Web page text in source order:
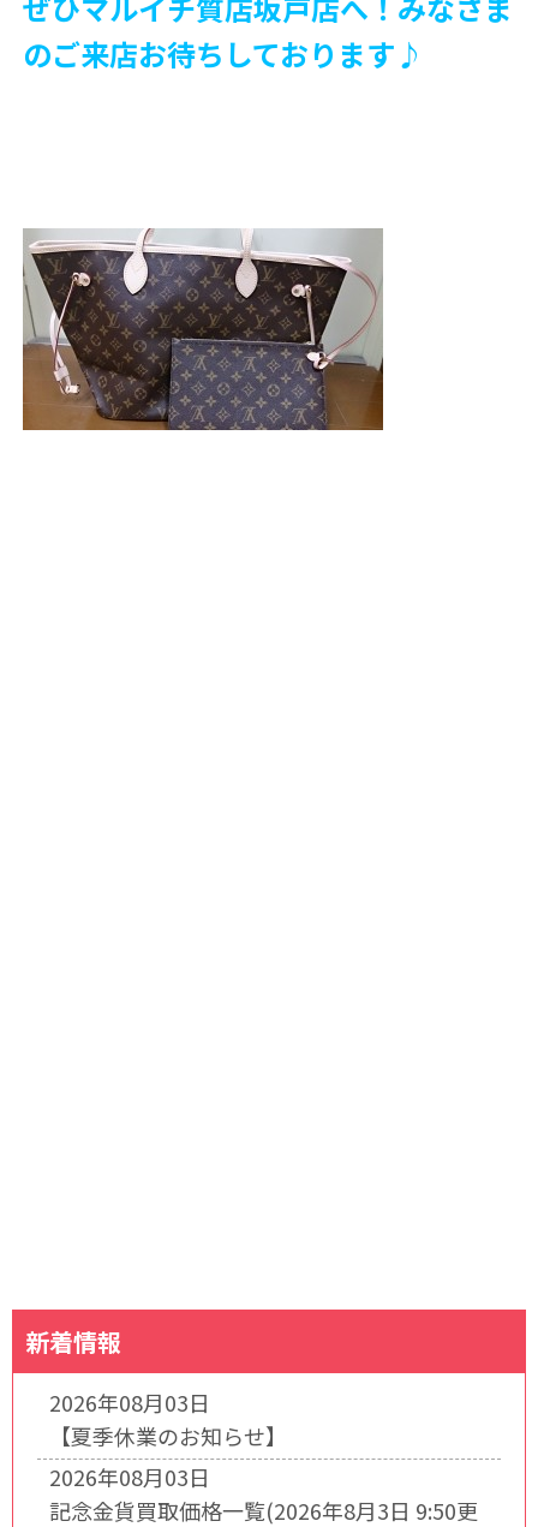
のご来店お待ちしております♪
新着情報
2026年08月03日
【夏季休業のお知らせ】
2026年08月03日
記念金貨買取価格一覧(2026年8月3日 9:50更